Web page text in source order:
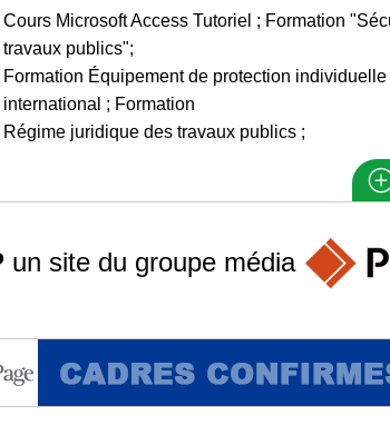
Cours Microsoft Access Tutoriel ; Formation
travaux publics";
Formation Équipement de protection
international ; Formation
Régime juridique des travaux publics ;
un site du groupe média